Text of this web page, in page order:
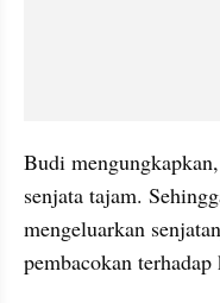
Budi
senjata tajam.
mengeluarkan
pembacokan terhadap